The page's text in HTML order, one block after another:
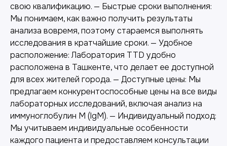
свою квалификацию. — Быстрые сроки выполнения:
Мы понимаем, как важно получить результаты
анализа вовремя, поэтому стараемся выполнять
исследования в кратчайшие сроки. — Удобное
расположение: Лаборатория TTD удобно
расположена в Ташкенте, что делает ее доступной
для всех жителей города. — Доступные цены: Мы
предлагаем конкурентоспособные цены на все виды
лабораторных исследований, включая анализ на
иммуноглобулин M (IgM). — Индивидуальный подход:
Мы учитываем индивидуальные особенности
каждого пациента и предоставляем консультации